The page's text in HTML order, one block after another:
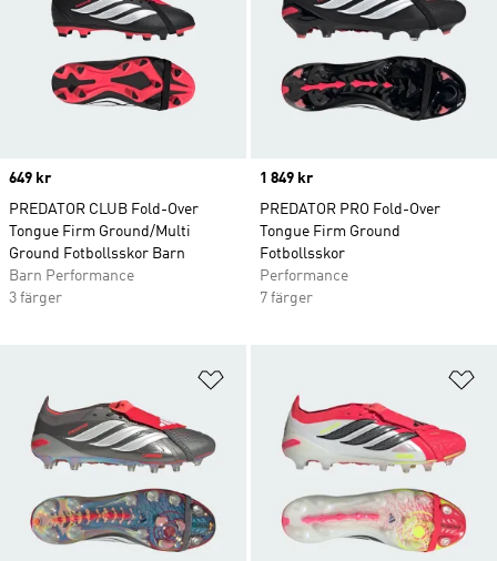
Price
649 kr
PREDATOR CLUB Fold-Over
Tongue Firm Ground/Multi
Ground Fotbollsskor Barn
Barn Performance
3 färger
Price
1 849 kr
PREDATOR PRO Fold-Over
Tongue Firm Ground
Fotbollsskor
Performance
7 färger